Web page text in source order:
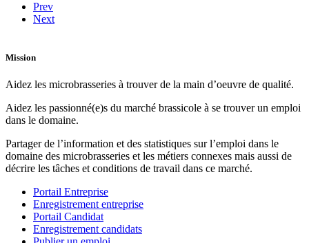
Prev
Next
Mission
Aidez les microbrasseries à trouver de la main d’oeuvre de qualité.
Aidez les passionné(e)s du marché brassicole à se trouver un emploi
dans le domaine.
Partager de l’information et des statistiques sur l’emploi dans le
domaine des microbrasseries et les métiers connexes mais aussi de
décrire les tâches et conditions de travail dans ce marché.
Portail Entreprise
Enregistrement entreprise
Portail Candidat
Enregistrement candidats